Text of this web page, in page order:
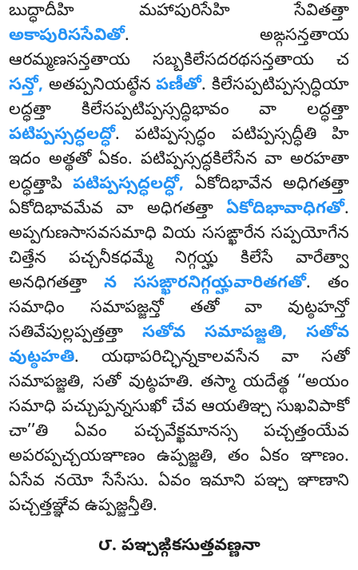
బుద్ధాదీహి మహాపురిసేహి సేవితత్తా
అకాపురిససేవితో. అఙ్గసన్తతాయ
ఆరమ్మణసన్తతాయ సబ్బకిలేసదరథసన్తతాయ చ
సన్తో, అతప్పనియట్ఠేనపణీతో. కిలేసప్పటిప్పస్సద్ధియా
లద్ధత్తా కిలేసప్పటిప్పస్సద్ధిభావం వా లద్ధత్తా
పటిప్పస్సద్ధలద్ధో. పటిప్పస్సద్ధం పటిప్పస్సద్ధీతి హి
ఇదం అత్థతో ఏకం. పటిప్పస్సద్ధకిలేసేనవా అరహతా
లద్ధత్తాపిపటిప్పస్సద్ధలద్ధో, ఏకోదిభావేన అధిగతత్తా
ఏకోదిభావమేవ వా అధిగతత్తా ఏకోదిభావాధిగతో.
అప్పగుణసాసవసమాధి వియ ససఙ్ఖారేన సప్పయోగేన
చిత్తేన పచ్చనీకధమ్మే నిగ్గయ్హ కిలేసే వారేత్వా
అనధిగతత్తాన ససఙ్ఖారనిగ్గయ్హవారితగతో. తం
సమాధిం సమాపజ్జన్తో తతో వా వుట్ఠహన్తో
సతివేపుల్లప్పత్తత్తాసతోవ సమాపజ్జతి, సతోవ
వుట్ఠహతి. యథాపరిచ్ఛిన్నకాలవసేన వా సతో
సమాపజ్జతి, సతో వుట్ఠహతి. తస్మా యదేత్థ ‘‘అయం
సమాధి పచ్చుప్పన్నసుఖో చేవ ఆయతిఞ్చ సుఖవిపాకో
చా’’తి ఏవం పచ్చవేక్ఖమానస్స పచ్చత్తంయేవ
అపరప్పచ్చయఞాణం ఉప్పజ్జతి, తం ఏకం ఞాణం.
ఏసేవ నయో సేసేసు. ఏవం ఇమాని పఞ్చ ఞాణాని
పచ్చత్తఞ్ఞేవ ఉప్పజ్జన్తీతి.
౮. పఞ్చఙ్గికసుత్తవణ్ణనా